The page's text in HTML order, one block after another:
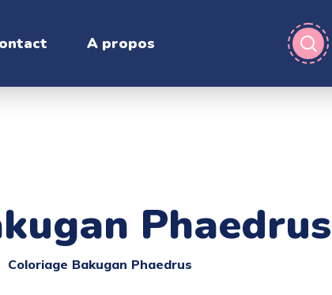
A propos
Phaedrus
Coloriage Bakugan Phaedrus